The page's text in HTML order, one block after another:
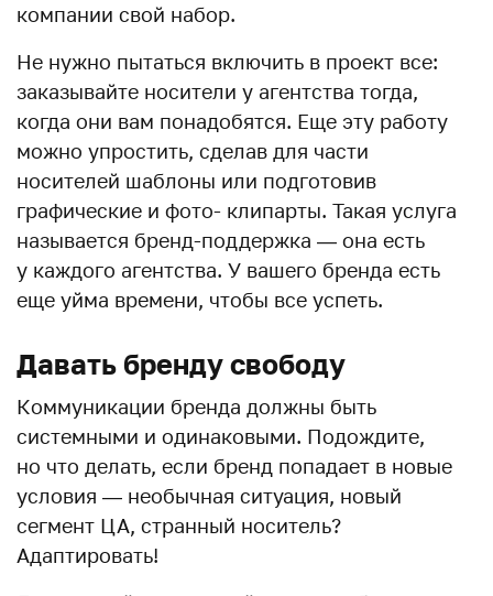
компании свой набор.
Не нужно пытаться включить в проект все:
заказывайте носители у агентства тогда,
когда они вам понадобятся. Еще эту работу
можно упростить, сделав для части
носителей шаблоны или подготовив
графические и фото- клипарты. Такая услуга
называется бренд-поддержка — она есть
у каждого агентства. У вашего бренда есть
еще уйма времени, чтобы все успеть.
Давать бренду свободу
Коммуникации бренда должны быть
системными и одинаковыми. Подождите,
но что делать, если бренд попадает в новые
условия — необычная ситуация, новый
сегмент ЦА, странный носитель?
Адаптировать!